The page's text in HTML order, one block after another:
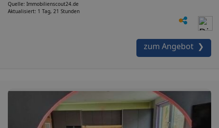
Quelle: Immobilienscout24.de
Aktualisiert: 1 Tag, 21 Stunden
zum Angebot ❯